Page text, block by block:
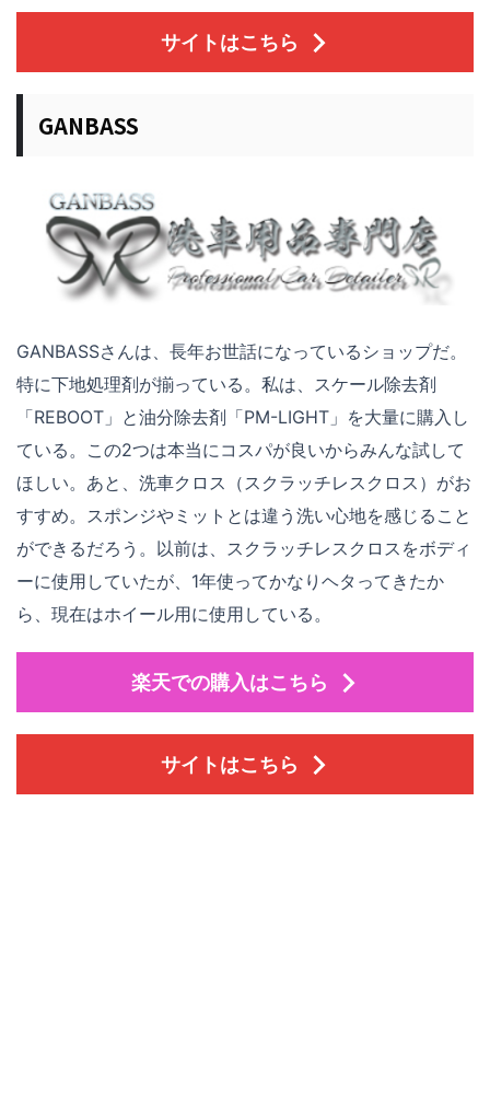
サイトはこちら
GANBASS
GANBASSさんは、長年お世話になっているショップだ。
特に下地処理剤が揃っている。私は、スケール除去剤
「REBOOT」と油分除去剤「PM-LIGHT」を大量に購入し
ている。この2つは本当にコスパが良いからみんな試して
ほしい。あと、洗車クロス（スクラッチレスクロス）がお
すすめ。スポンジやミットとは違う洗い心地を感じること
ができるだろう。以前は、スクラッチレスクロスをボディ
ーに使用していたが、1年使ってかなりヘタってきたか
ら、現在はホイール用に使用している。
楽天での購入はこちら
サイトはこちら